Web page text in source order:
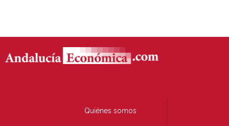
Quiénes somos